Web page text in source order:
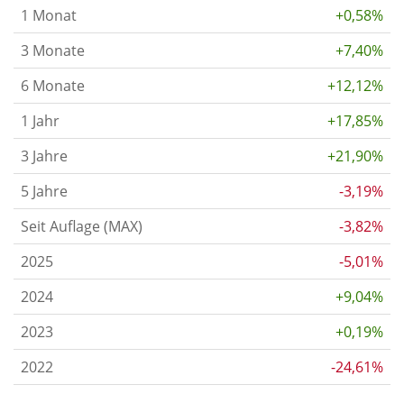
1 Monat
+0,58%
3 Monate
+7,40%
6 Monate
+12,12%
1 Jahr
+17,85%
3 Jahre
+21,90%
5 Jahre
-3,19%
Seit Auflage (MAX)
-3,82%
2025
-5,01%
2024
+9,04%
2023
+0,19%
2022
-24,61%